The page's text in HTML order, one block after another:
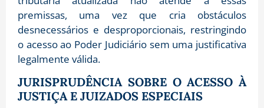
premissas, uma vez que cria obstáculos
desnecessários e desproporcionais, restringindo
o acesso ao Poder Judiciário sem uma justificativa
legalmente válida.
JURISPRUDÊNCIA SOBRE O ACESSO À
JUSTIÇA E JUIZADOS ESPECIAIS